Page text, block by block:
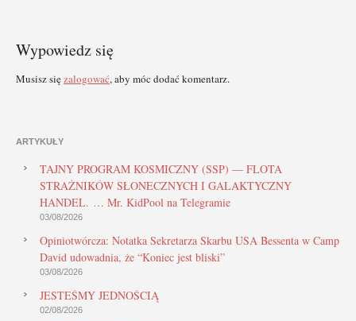
Wypowiedz się
Musisz sięzalogować, aby móc dodać komentarz.
ARTYKUŁY
TAJNY PROGRAM KOSMICZNY (SSP) — FLOTA
STRAŻNIKÓW SŁONECZNYCH I GALAKTYCZNY
HANDEL. … Mr. KidPool na Telegramie
03/08/2026
Opiniotwórcza: Notatka Sekretarza Skarbu USA Bessenta w Camp
David udowadnia, że “Koniec jest bliski”
03/08/2026
JESTEŚMY JEDNOŚCIĄ
02/08/2026